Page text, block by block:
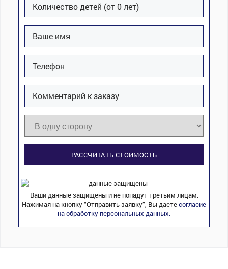
РАССЧИТАТЬ СТОИМОСТЬ
Ваши данные защищены и не попадут третьим лицам.
Нажимая на кнопку “Отправить заявку”, Вы даетесогласие
на обработку персональных данных.